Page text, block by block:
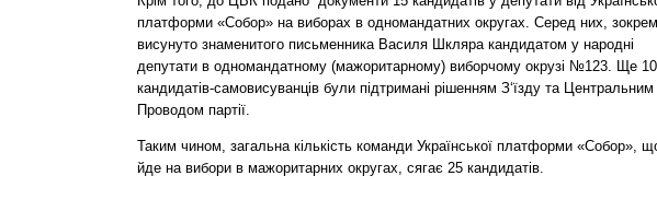
платформи «Собор» на виборах в одномандатних округах. Серед них,
висунуто знаменитого письменника Василя Шкляра кандидатом у народні
депутати в одномандатному (мажоритарному) виборчому окрузі №123. Ще 10
кандидатів-самовисуванців були підтримані рішенням З‘їзду та Центральним
Проводом партії.
Таким чином, загальна кількість команди Української платформи «Собор»,
йде на вибори в мажоритарних округах, сягає 25 кандидатів.